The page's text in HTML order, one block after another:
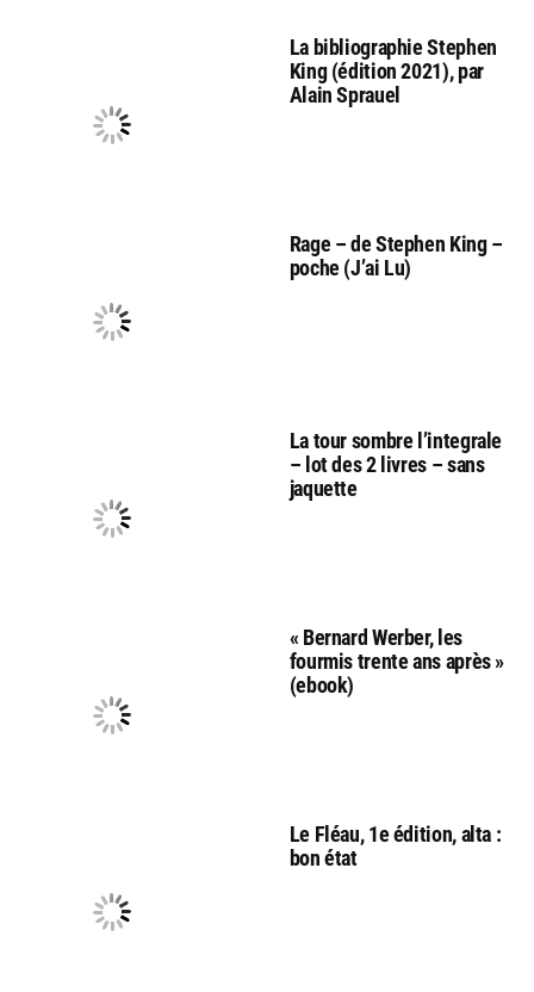
La bibliographie Stephen
King (édition 2021), par
Alain Sprauel
Rage – de Stephen King –
poche (J’ai Lu)
La tour sombre l’integrale
– lot des 2 livres – sans
jaquette
« Bernard Werber, les
fourmis trente ans après »
(ebook)
Le Fléau, 1e édition, alta :
bon état